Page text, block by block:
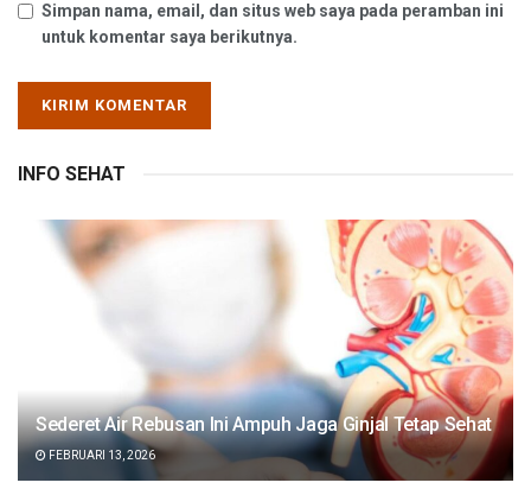
Simpan nama, email, dan situs web saya pada peramban ini
untuk komentar saya berikutnya.
INFO SEHAT
Sederet Air Rebusan Ini Ampuh Jaga Ginjal Tetap Sehat
FEBRUARI 13, 2026